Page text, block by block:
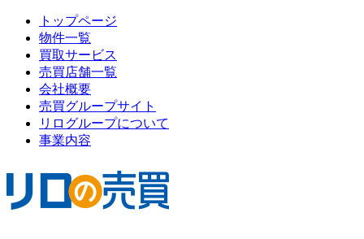
トップページ
物件一覧
買取サービス
売買店舗一覧
会社概要
売買グループサイト
リログループについて
事業内容